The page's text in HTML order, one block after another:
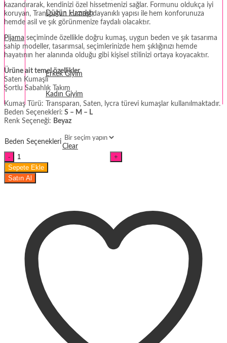
Düğün Hazırlığı
Fantezi
Termal Giyim
Erkek Giyim
Kadın Giyim
kazandırarak, kendinizi özel hissetmenizi sağlar. Formunu oldukça iyi
koruyan, Transparan kumaşı dayanıklı yapısı ile hem konforunuza
hemde asil ve şık görünmenize faydalı olacaktır.
Pijama seçiminde özellikle doğru kumaş, uygun beden ve şık tasarıma
sahip modeller, tasarımsal, seçimlerinizde hem şıklığınızı hemde
hayatının her alanında olduğu gibi kişisel stilinizi ortaya koyacaktır.
Ürüne ait temel özellikler
Saten Kumaşlı
Şortlu Sabahlık Takım
Kumaş Türü: Transparan, Saten, lycra türevi kumaşlar kullanılmaktadır.
Beden Seçenekleri: S – M – L
Renk Seçeneği: Beyaz
Beden Seçenekleri
Clear
Saten
Sabahlıklı
Şortlu
Beyaz
Sepete Ekle
Satın Al